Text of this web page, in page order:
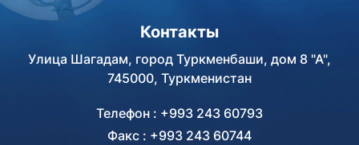
Контакты
Улица Шагадам, город Туркменбаши, дом 8 "А",
745000, Туркменистан
Телефон : +993 243 60793
Факс : +993 243 60744